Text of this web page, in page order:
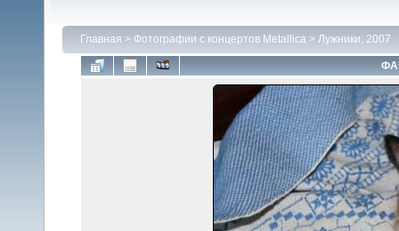
Главная > Фотографии с концертов Metallica > Лужники, 2007